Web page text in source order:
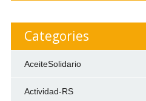
Categories
AceiteSolidario
Actividad-RS